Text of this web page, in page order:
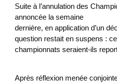
Suite à l’annulation des
annoncée la semaine
dernière, en application d’un
question restait en suspens :
championnats seraient-ils
Après réflexion menée